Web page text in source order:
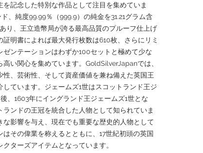
記念した特別な作品として注目を集めていま
、純度99.99％（999.9）の純金を31.21グラム含
り、王立造幣局が誇る最高品質のプルーフ仕上げ
明書によれば最大発行枚数は610枚、さらにリミ
ゼンテーションはわずか100セットと極めて少な
高い関心を集めています。GoldSilverJapanでは、
性、芸術性、そして資産価値を兼ね備えた英国王
ています。ジェームズ1世はスコットランド王ジ
、1603年にイングランド王ジェームズ1世とな
ランドの王冠を統合した人物として知られていま
影響を与え、現在でも重要な歴史的人物として
その偉業を称えるとともに、17世紀初頭の英国
ターズアイテムとなっています。